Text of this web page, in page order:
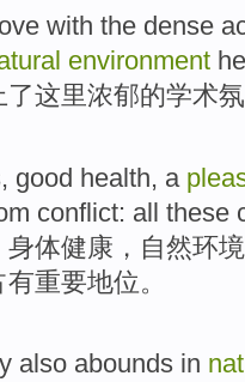
with the dense
environment
了这里浓郁的学术
, good health, a
conflict: all these
身体健康， 自然环境
重要地位。
also abounds in